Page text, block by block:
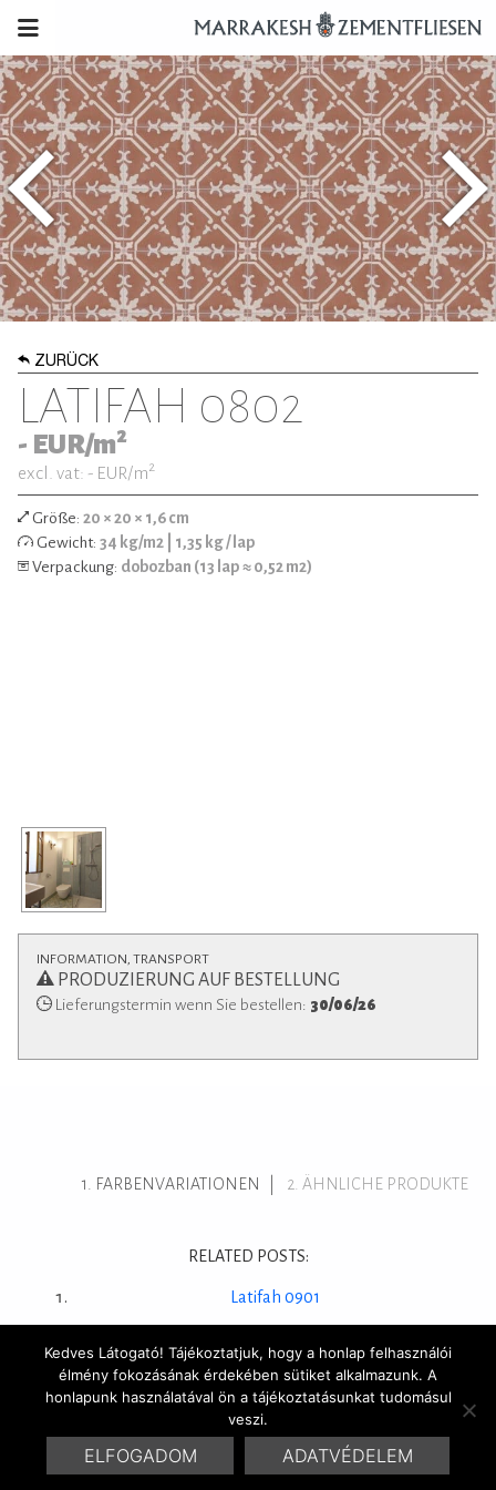
ZURÜCK
LATIFAH 0802
- EUR/m2
excl. vat: - EUR/m2
Größe: 20 × 20 × 1,6 cm
Gewicht: 34 kg/m2 | 1,35 kg / lap
Verpackung: dobozban (13 lap ≈ 0,52 m2)
INFORMATION, TRANSPORT
PRODUZIERUNG AUF BESTELLUNG
Lieferungstermin wenn Sie bestellen: 30/06/26
FARBENVARIATIONEN ÄHNLICHE PRODUKTE
RELATED POSTS:
Latifah 0901
© 2016 Marrakesh Zementfliesen | Design & Site by
Kedves Látogató! Tájékoztatjuk, hogy a honlap felhasználói
élmény fokozásának érdekében sütiket alkalmazunk. A
honlapunk használatával ön a tájékoztatásunkat tudomásul
veszi.
ELFOGADOM ADATVÉDELEM